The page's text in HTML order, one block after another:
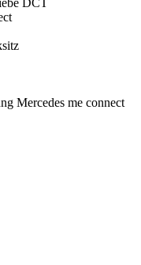
DCT
Mercedes me connect